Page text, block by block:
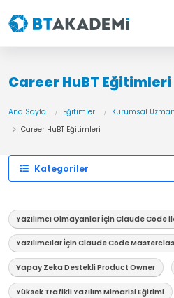
Career HuBT Eğitimleri
Ana Sayfa Eğitimler
Kurumsal
Career HuBT Eğitimleri
Kategoriler
Yazılımcı Olmayanlar İçin Claude
Yazılımcılar İçin Claude Code
Yapay Zeka Destekli Product Owner
Yüksek Trafikli Yazılım Mimarisi Eğitimi